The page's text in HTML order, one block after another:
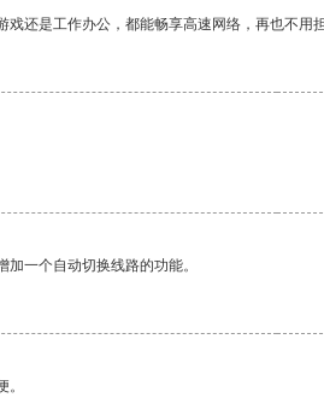
还是工作办公，都能畅享高速网络，再也不
一个自动切换线路的功能。